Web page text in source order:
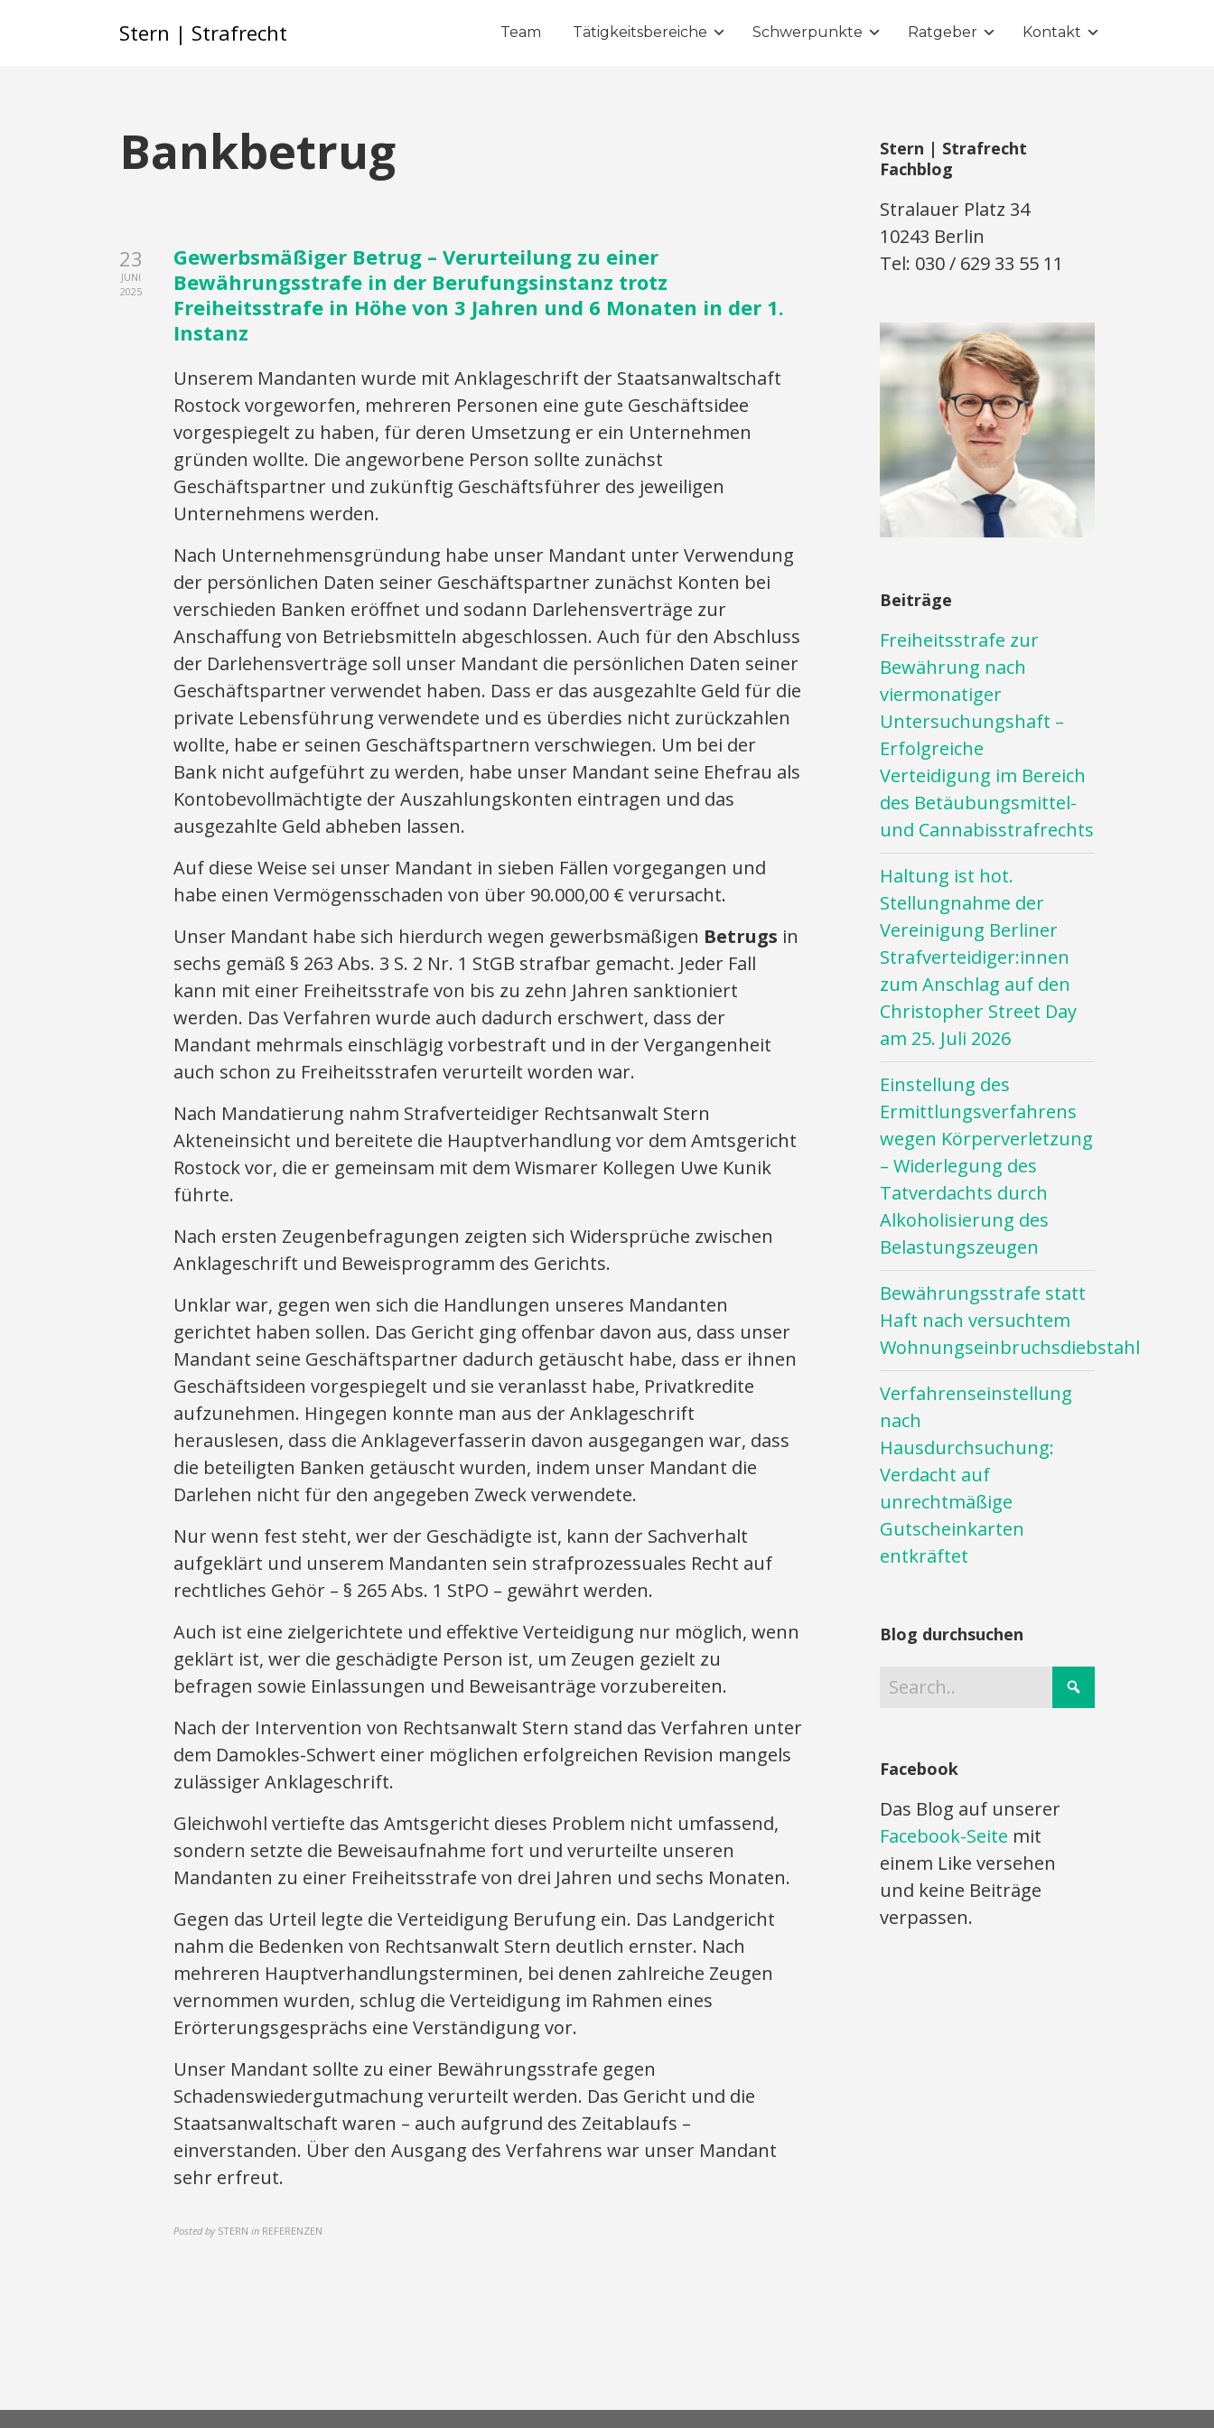
Stern | Strafrecht Team Tätigkeitsbereiche Schwerpunkte Ratgeber Kontakt
Bankbetrug
23
JUNI
2025
Gewerbsmäßiger Betrug – Verurteilung zu einer
Bewährungsstrafe in der Berufungsinstanz trotz
Freiheitsstrafe in Höhe von 3 Jahren und 6 Monaten in der 1.
Instanz
Unserem Mandanten wurde mit Anklageschrift der Staatsanwaltschaft
Rostock vorgeworfen, mehreren Personen eine gute Geschäftsidee
vorgespiegelt zu haben, für deren Umsetzung er ein Unternehmen
gründen wollte. Die angeworbene Person sollte zunächst
Geschäftspartner und zukünftig Geschäftsführer des jeweiligen
Unternehmens werden.
Nach Unternehmensgründung habe unser Mandant unter Verwendung
der persönlichen Daten seiner Geschäftspartner zunächst Konten bei
verschieden Banken eröffnet und sodann Darlehensverträge zur
Anschaffung von Betriebsmitteln abgeschlossen. Auch für den Abschluss
der Darlehensverträge soll unser Mandant die persönlichen Daten seiner
Geschäftspartner verwendet haben. Dass er das ausgezahlte Geld für die
private Lebensführung verwendete und es überdies nicht zurückzahlen
wollte, habe er seinen Geschäftspartnern verschwiegen. Um bei der
Bank nicht aufgeführt zu werden, habe unser Mandant seine Ehefrau als
Kontobevollmächtigte der Auszahlungskonten eintragen und das
ausgezahlte Geld abheben lassen.
Auf diese Weise sei unser Mandant in sieben Fällen vorgegangen und
habe einen Vermögensschaden von über 90.000,00 € verursacht.
Unser Mandant habe sich hierdurch wegen gewerbsmäßigen Betrugs in
sechs gemäß § 263 Abs. 3 S. 2 Nr. 1 StGB strafbar gemacht. Jeder Fall
kann mit einer Freiheitsstrafe von bis zu zehn Jahren sanktioniert
werden. Das Verfahren wurde auch dadurch erschwert, dass der
Mandant mehrmals einschlägig vorbestraft und in der Vergangenheit
auch schon zu Freiheitsstrafen verurteilt worden war.
Nach Mandatierung nahm Strafverteidiger Rechtsanwalt Stern
Akteneinsicht und bereitete die Hauptverhandlung vor dem Amtsgericht
Rostock vor, die er gemeinsam mit dem Wismarer Kollegen Uwe Kunik
führte.
Nach ersten Zeugenbefragungen zeigten sich Widersprüche zwischen
Anklageschrift und Beweisprogramm des Gerichts.
Unklar war, gegen wen sich die Handlungen unseres Mandanten
gerichtet haben sollen. Das Gericht ging offenbar davon aus, dass unser
Mandant seine Geschäftspartner dadurch getäuscht habe, dass er ihnen
Geschäftsideen vorgespiegelt und sie veranlasst habe, Privatkredite
aufzunehmen. Hingegen konnte man aus der Anklageschrift
herauslesen, dass die Anklageverfasserin davon ausgegangen war, dass
die beteiligten Banken getäuscht wurden, indem unser Mandant die
Darlehen nicht für den angegeben Zweck verwendete.
Nur wenn fest steht, wer der Geschädigte ist, kann der Sachverhalt
aufgeklärt und unserem Mandanten sein strafprozessuales Recht auf
rechtliches Gehör – § 265 Abs. 1 StPO – gewährt werden.
Auch ist eine zielgerichtete und effektive Verteidigung nur möglich, wenn
geklärt ist, wer die geschädigte Person ist, um Zeugen gezielt zu
befragen sowie Einlassungen und Beweisanträge vorzubereiten.
Nach der Intervention von Rechtsanwalt Stern stand das Verfahren unter
dem Damokles-Schwert einer möglichen erfolgreichen Revision mangels
zulässiger Anklageschrift.
Gleichwohl vertiefte das Amtsgericht dieses Problem nicht umfassend,
sondern setzte die Beweisaufnahme fort und verurteilte unseren
Mandanten zu einer Freiheitsstrafe von drei Jahren und sechs Monaten.
Gegen das Urteil legte die Verteidigung Berufung ein. Das Landgericht
nahm die Bedenken von Rechtsanwalt Stern deutlich ernster. Nach
mehreren Hauptverhandlungsterminen, bei denen zahlreiche Zeugen
vernommen wurden, schlug die Verteidigung im Rahmen eines
Erörterungsgesprächs eine Verständigung vor.
Unser Mandant sollte zu einer Bewährungsstrafe gegen
Schadenswiedergutmachung verurteilt werden. Das Gericht und die
Staatsanwaltschaft waren – auch aufgrund des Zeitablaufs –
einverstanden. Über den Ausgang des Verfahrens war unser Mandant
sehr erfreut.
Posted by STERN in REFERENZEN
Stern | Strafrecht
Fachblog
Stralauer Platz 34
10243 Berlin
Tel: 030 / 629 33 55 11
Beiträge
Freiheitsstrafe zur
Bewährung nach
viermonatiger
Untersuchungshaft –
Erfolgreiche
Verteidigung im Bereich
des Betäubungsmittel-
und Cannabisstrafrechts
Haltung ist hot.
Stellungnahme der
Vereinigung Berliner
Strafverteidiger:innen
zum Anschlag auf den
Christopher Street Day
am 25. Juli 2026
Einstellung des
Ermittlungsverfahrens
wegen Körperverletzung
– Widerlegung des
Tatverdachts durch
Alkoholisierung des
Belastungszeugen
Bewährungsstrafe statt
Haft nach versuchtem
Wohnungseinbruchsdiebstahl
Verfahrenseinstellung
nach
Hausdurchsuchung:
Verdacht auf
unrechtmäßige
Gutscheinkarten
entkräftet
Blog durchsuchen
Facebook
Das Blog auf unserer
Facebook-Seite mit
einem Like versehen
und keine Beiträge
verpassen.